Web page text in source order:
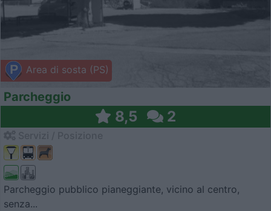
Area di sosta (PS)
Parcheggio
8,5 2
Parcheggio pubblico pianeggiante, vicino al centro,
senza...